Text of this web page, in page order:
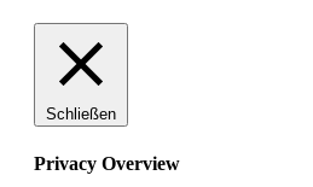
Schließen
Privacy Overview